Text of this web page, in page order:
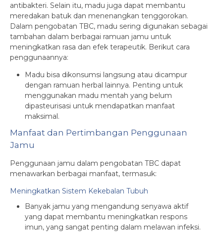
antibakteri. Selain itu, madu juga dapat membantu
meredakan batuk dan menenangkan tenggorokan.
Dalam pengobatan TBC, madu sering digunakan sebagai
tambahan dalam berbagai ramuan jamu untuk
meningkatkan rasa dan efek terapeutik. Berikut cara
penggunaannya:
Madu bisa dikonsumsi langsung atau dicampur
dengan ramuan herbal lainnya. Penting untuk
menggunakan madu mentah yang belum
dipasteurisasi untuk mendapatkan manfaat
maksimal.
Manfaat dan Pertimbangan Penggunaan
Jamu
Penggunaan jamu dalam pengobatan TBC dapat
menawarkan berbagai manfaat, termasuk:
Meningkatkan Sistem Kekebalan Tubuh
Banyak jamu yang mengandung senyawa aktif
yang dapat membantu meningkatkan respons
imun, yang sangat penting dalam melawan infeksi.